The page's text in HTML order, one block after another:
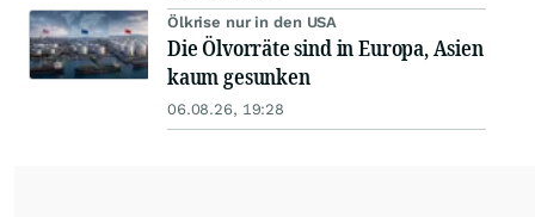
Ölkrise nur in den USA
Die Ölvorräte sind in Europa, Asien
kaum gesunken
06.08.26, 19:28